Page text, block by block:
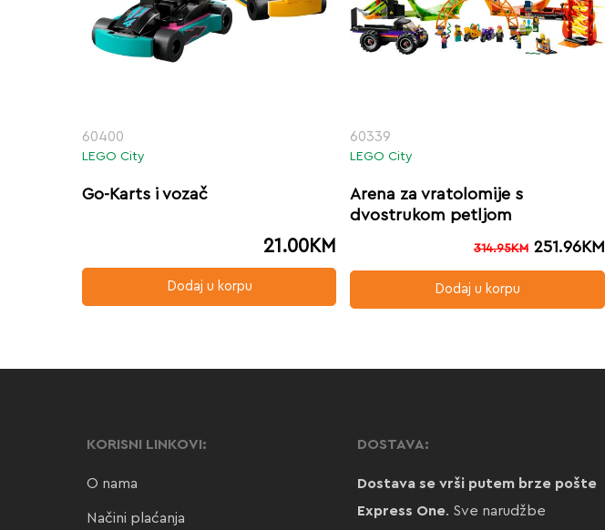
60400
LEGO City
Go-Karts i vozač
21.00KM
Dodaj u korpu
60339
LEGO City
Arena za vratolomije s
dvostrukom petljom
314.95KM 251.96KM
Dodaj u korpu
KORISNI LINKOVI:
O nama
Načini plaćanja
DOSTAVA:
Dostava se vrši putem brze pošte
Express One. Sve narudžbe